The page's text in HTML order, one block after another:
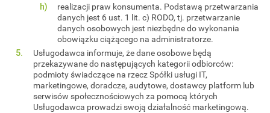
realizacji praw konsumenta. Podstawą przetwarzania
danych jest 6 ust. 1 lit. c) RODO, tj. przetwarzanie
danych osobowych jest niezbędne do wykonania
obowiązku ciążącego na administratorze.
Usługodawca informuje, że dane osobowe będą
przekazywane do następujących kategorii odbiorców:
podmioty świadczące na rzecz Spółki usługi IT,
marketingowe, doradcze, audytowe, dostawcy platform lub
serwisów społecznościowych za pomocą których
Usługodawca prowadzi swoją działalność marketingową.